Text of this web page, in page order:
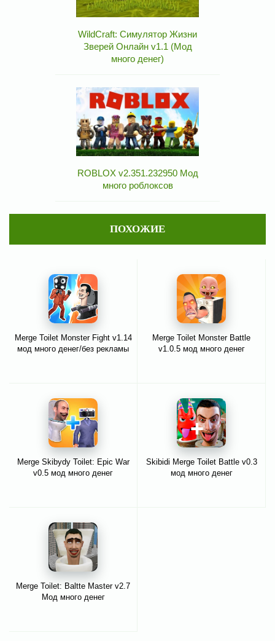
WildCraft: Симулятор Жизни
Зверей Онлайн v1.1 (Мод
много денег)
ROBLOX v2.351.232950 Мод
много роблоксов
ПОХОЖИЕ
Merge Toilet Monster Fight v1.14
мод много денег/без рекламы
Merge Toilet Monster Battle
v1.0.5 мод много денег
Merge Skibydy Toilet: Epic War
v0.5 мод много денег
Skibidi Merge Toilet Battle v0.3
мод много денег
Merge Toilet: Baltte Master v2.7
Мод много денег